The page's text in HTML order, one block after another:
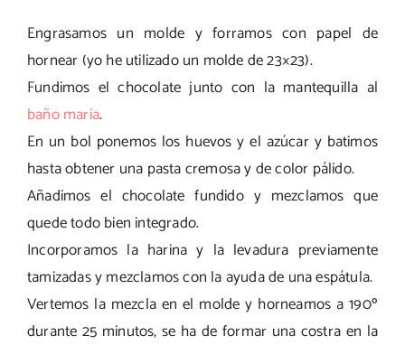
Engrasamos un molde y forramos con papel de
hornear (yo he utilizado un molde de 23×23).
Fundimos el chocolate junto con la mantequilla al
baño maria.
En un bol ponemos los huevos y el azúcar y batimos
hasta obtener una pasta cremosa y de color pálido.
Añadimos el chocolate fundido y mezclamos que
quede todo bien integrado.
Incorporamos la harina y la levadura previamente
tamizadas y mezclamos con la ayuda de una espátula.
Vertemos la mezcla en el molde y horneamos a 190º
durante 25 minutos, se ha de formar una costra en la